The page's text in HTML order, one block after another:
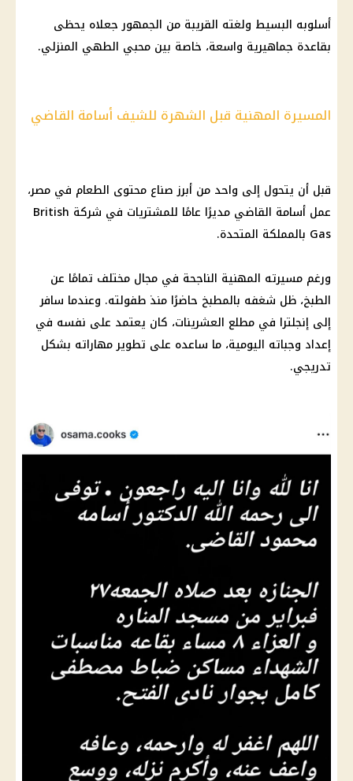
أسلوبه البسيط ولغته القريبة من الجمهور جعلاه يحظى
بقاعدة جماهيرية واسعة، خاصة بين محبي الطهي المنزلي.
المسيرة المهنية قبل الشهرة للشيف أسامة القاضي
قبل أن يتحول إلى واحد من أبرز صناع محتوى الطعام في مصر،
عمل أسامة القاضي مديرًا عامًا للمشتريات في شركة British
Gas بالمملكة المتحدة.
ورغم مسيرته المهنية الناجحة في مجال مختلف تمامًا عن
الطبخ، ظل شغفه بالمطبخ حاضرًا منذ طفولته. وعندما سافر
إلى إنجلترا في مطلع العشرينات، كان يعتمد على نفسه في
إعداد وجباته اليومية، ما ساعده على تطوير مهاراته بشكل
تدريجي.